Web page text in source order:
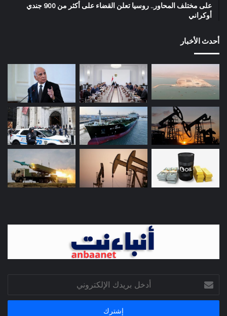
على مختلف المحاور.. روسيا تعلن القضاء على أكثر من 900 جندي
أوكراني
أحدث الأخبار
بريدك
الإلكتروني